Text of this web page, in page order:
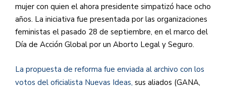
mujer con quien el ahora presidente simpatizó hace ocho
años. La iniciativa fue presentada por las organizaciones
feministas el pasado 28 de septiembre, en el marco del
Día de Acción Global por un Aborto Legal y Seguro.
La propuesta de reforma fue enviada al archivo con los
votos del oficialista Nuevas Ideas, sus aliados (GANA,